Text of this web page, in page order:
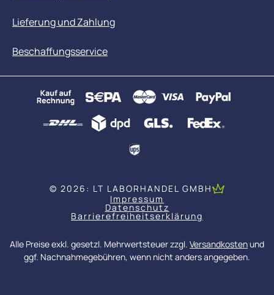
Lieferung und Zahlung
Beschaffungsservice
© 2026: LT LABORHANDEL GMBH
Impressum
Datenschutz
Barrierefreiheitserklärung
Alle Preise exkl. gesetzl. Mehrwertsteuer zzgl. Versandkostenund
ggf. Nachnahmegebühren, wenn nicht anders angegeben.